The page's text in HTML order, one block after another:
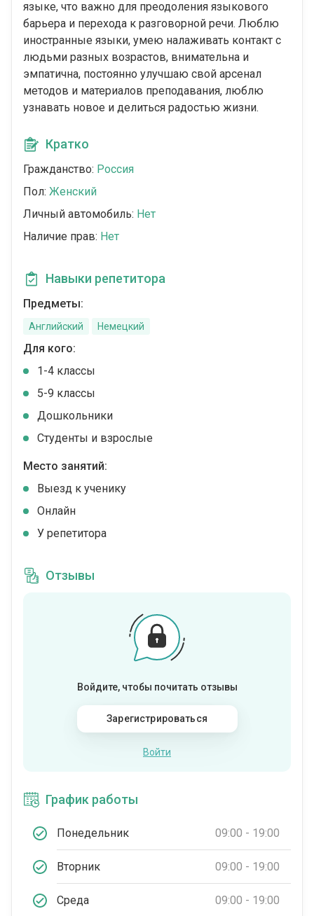
языке, что важно для преодоления языкового
барьера и перехода к разговорной речи. Люблю
иностранные языки, умею налаживать контакт с
людьми разных возрастов, внимательна и
эмпатична, постоянно улучшаю свой арсенал
методов и материалов преподавания, люблю
узнавать новое и делиться радостью жизни.
Кратко
Гражданство: Россия
Пол: Женский
Личный автомобиль: Нет
Наличие прав: Нет
Навыки репетитора
Предметы:
Английский Немецкий
Для кого:
1-4 классы
5-9 классы
Дошкольники
Студенты и взрослые
Место занятий:
Выезд к ученику
Онлайн
У репетитора
Отзывы
Войдите, чтобы почитать отзывы
Зарегистрироваться
Войти
График работы
Понедельник 09:00 - 19:00
Вторник 09:00 - 19:00
Среда 09:00 - 19:00